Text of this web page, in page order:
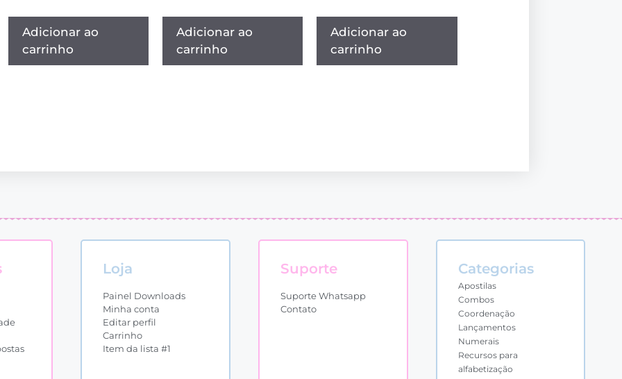
Adicionar ao
carrinho
Adicionar ao
carrinho
Adicionar ao
carrinho
Loja
Painel Downloads
Minha conta
Editar perfil
Carrinho
Item da lista #1
Suporte
Suporte Whatsapp
Contato
Categorias
Apostilas
Combos
Coordenação
Lançamentos
Numerais
Recursos para
alfabetização